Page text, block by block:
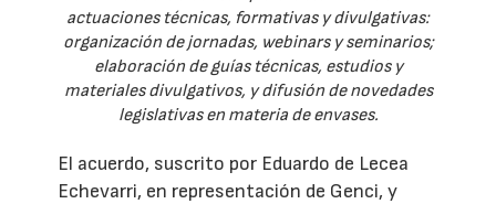
actuaciones técnicas, formativas y divulgativas:
organización de jornadas, webinars y seminarios;
elaboración de guías técnicas, estudios y
materiales divulgativos, y difusión de novedades
legislativas en materia de envases.
El acuerdo, suscrito por Eduardo de Lecea
Echevarri, en representación de Genci, y